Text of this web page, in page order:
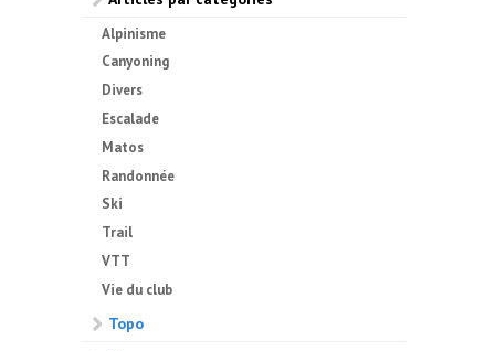
Alpinisme
Canyoning
Divers
Escalade
Matos
Randonnée
Ski
Trail
VTT
Vie du club
Topo